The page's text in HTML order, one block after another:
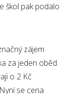
škol pak podalo
zájem
za jeden oběd
o 2 Kč
se cena